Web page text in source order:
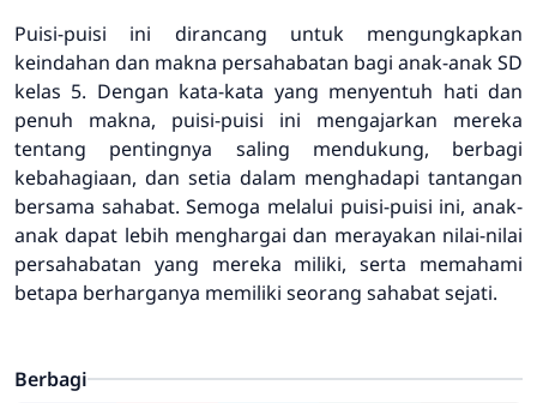
Puisi-puisi ini dirancang untuk mengungkapkan
keindahan dan makna persahabatan bagi anak-anak SD
kelas 5. Dengan kata-kata yang menyentuh hati dan
penuh makna, puisi-puisi ini mengajarkan mereka
tentang pentingnya saling mendukung, berbagi
kebahagiaan, dan setia dalam menghadapi tantangan
bersama sahabat. Semoga melalui puisi-puisi ini, anak-
anak dapat lebih menghargai dan merayakan nilai-nilai
persahabatan yang mereka miliki, serta memahami
betapa berharganya memiliki seorang sahabat sejati.
Berbagi